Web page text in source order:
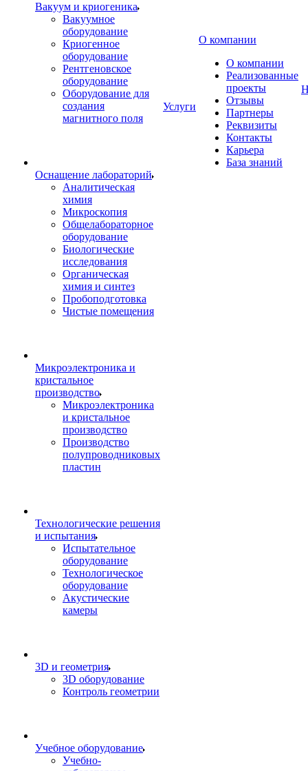
Вакуум и криогеника
Вакуумное
оборудование
Криогенное
оборудование
Рентгеновское
оборудование
Оборудование для
создания
магнитного поля
Оснащение лабораторий
Аналитическая
химия
Микроскопия
Общелабораторное
оборудование
Биологические
исследования
Органическая
химия и синтез
Пробоподготовка
Чистые помещения
Микроэлектроника и
кристальное
производство
Микроэлектроника
и кристальное
производство
Производство
полупроводниковых
пластин
Технологические решения
и испытания
Испытательное
оборудование
Технологическое
оборудование
Акустические
камеры
3D и геометрия
3D оборудование
Контроль геометрии
Учебное оборудование
Учебно-
Услуги
О компании
О компании
Реализованные
проекты
Отзывы
Партнеры
Реквизиты
Контакты
Карьера
База знаний